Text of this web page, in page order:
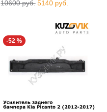
10600 руб. 5140 руб.
-52 %